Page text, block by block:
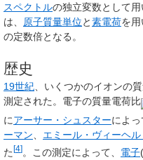
スペクトルの独立変数として
は、
原子質量単位と素電荷を
の定数倍となる。
歴史
19世紀 、いくつかのイオンの
測定された。電子の質量電荷比
にアーサー・シュスターによっ
ーマン
エミール・ヴィーヘル
た[4]。この測定によって、 電子